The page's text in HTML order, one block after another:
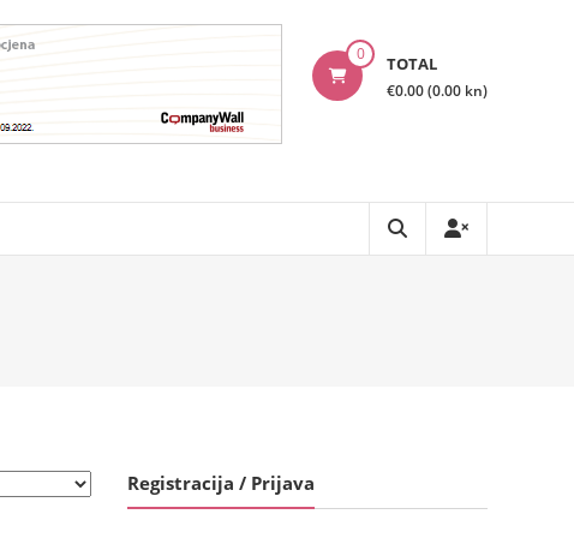
0 TOTAL
€0.00 (0.00 kn)
Registracija / Prijava